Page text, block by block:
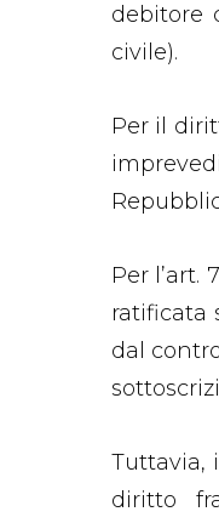
debitore
civile).
Per il
Per
ratificata
dal
Tuttavia,
diritto